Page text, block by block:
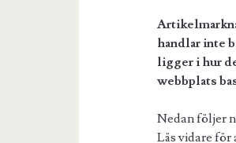
handlar inte
ligger i hur
webbplats
Nedan följer
Läs vidare för